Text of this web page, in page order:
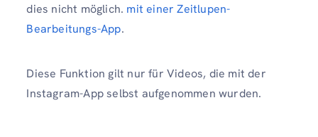
dies nicht möglich. mit einer Zeitlupen-
Bearbeitungs-App.
Diese Funktion gilt nur für Videos, die mit der
Instagram-App selbst aufgenommen wurden.